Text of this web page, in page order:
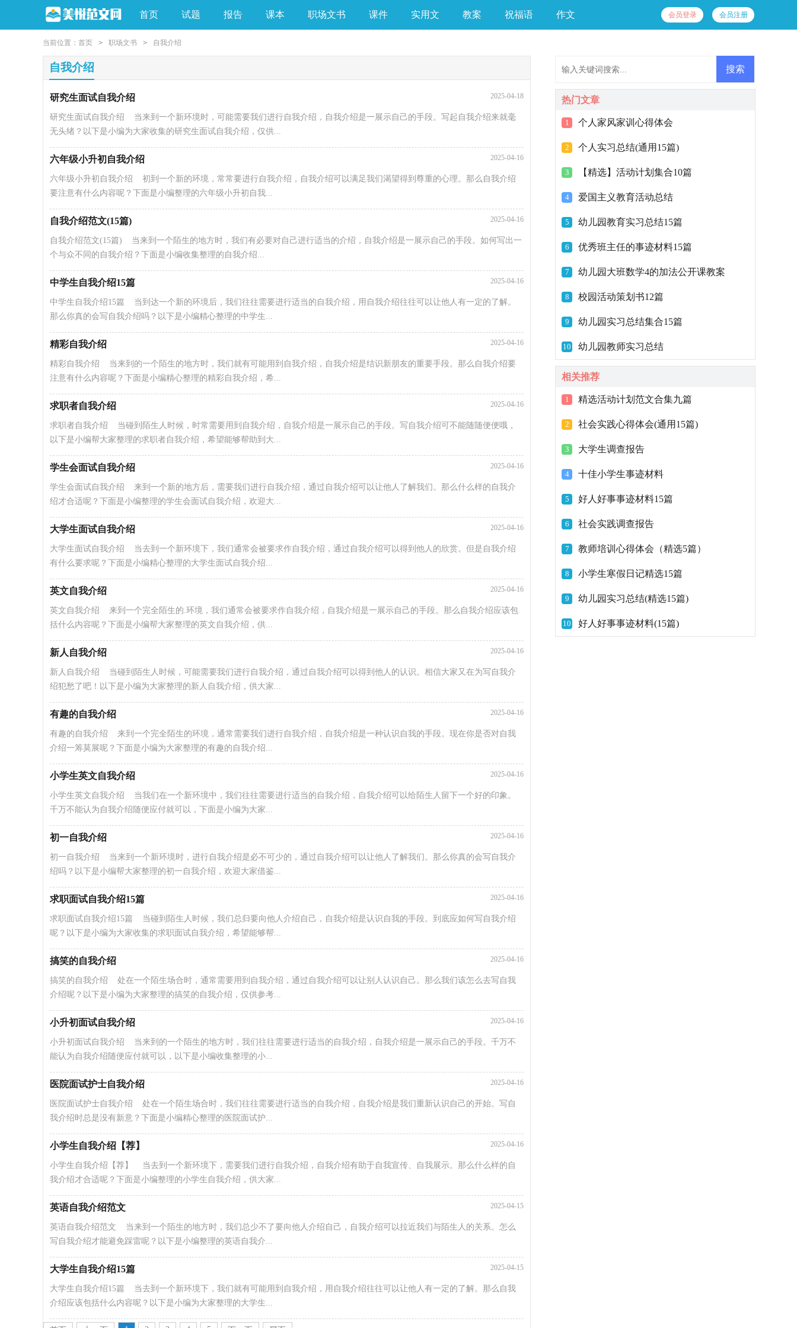
首页 试题 报告 课本 职场文书 课件 实用文 教案 祝福语 作文 会员登录 会员注册
当前位置： 首页 > 职场文书 > 自我介绍
自我介绍
研究生面试自我介绍 2025-04-18
研究生面试自我介绍 当来到一个新环境时，可能需要我们进行自我介绍，自我介绍是一展示自己的手段。写起自我介绍来就毫
无头绪？以下是小编为大家收集的研究生面试自我介绍，仅供...
六年级小升初自我介绍 2025-04-16
六年级小升初自我介绍 初到一个新的环境，常常要进行自我介绍，自我介绍可以满足我们渴望得到尊重的心理。那么自我介绍
要注意有什么内容呢？下面是小编整理的六年级小升初自我...
自我介绍范文(15篇) 2025-04-16
自我介绍范文(15篇) 当来到一个陌生的地方时，我们有必要对自己进行适当的介绍，自我介绍是一展示自己的手段。如何写出一
个与众不同的自我介绍？下面是小编收集整理的自我介绍...
中学生自我介绍15篇 2025-04-16
中学生自我介绍15篇 当到达一个新的环境后，我们往往需要进行适当的自我介绍，用自我介绍往往可以让他人有一定的了解。
那么你真的会写自我介绍吗？以下是小编精心整理的中学生...
精彩自我介绍 2025-04-16
精彩自我介绍 当来到的一个陌生的地方时，我们就有可能用到自我介绍，自我介绍是结识新朋友的重要手段。那么自我介绍要
注意有什么内容呢？下面是小编精心整理的精彩自我介绍，希...
求职者自我介绍 2025-04-16
求职者自我介绍 当碰到陌生人时候，时常需要用到自我介绍，自我介绍是一展示自己的手段。写自我介绍可不能随随便便哦，
以下是小编帮大家整理的求职者自我介绍，希望能够帮助到大...
学生会面试自我介绍 2025-04-16
学生会面试自我介绍 来到一个新的地方后，需要我们进行自我介绍，通过自我介绍可以让他人了解我们。那么什么样的自我介
绍才合适呢？下面是小编整理的学生会面试自我介绍，欢迎大...
大学生面试自我介绍 2025-04-16
大学生面试自我介绍 当去到一个新环境下，我们通常会被要求作自我介绍，通过自我介绍可以得到他人的欣赏。但是自我介绍
有什么要求呢？下面是小编精心整理的大学生面试自我介绍...
英文自我介绍 2025-04-16
英文自我介绍 来到一个完全陌生的.环境，我们通常会被要求作自我介绍，自我介绍是一展示自己的手段。那么自我介绍应该包
括什么内容呢？下面是小编帮大家整理的英文自我介绍，供...
新人自我介绍 2025-04-16
新人自我介绍 当碰到陌生人时候，可能需要我们进行自我介绍，通过自我介绍可以得到他人的认识。相信大家又在为写自我介
绍犯愁了吧！以下是小编为大家整理的新人自我介绍，供大家...
有趣的自我介绍 2025-04-16
有趣的自我介绍 来到一个完全陌生的环境，通常需要我们进行自我介绍，自我介绍是一种认识自我的手段。现在你是否对自我
介绍一筹莫展呢？下面是小编为大家整理的有趣的自我介绍...
小学生英文自我介绍 2025-04-16
小学生英文自我介绍 当我们在一个新环境中，我们往往需要进行适当的自我介绍，自我介绍可以给陌生人留下一个好的印象。
千万不能认为自我介绍随便应付就可以，下面是小编为大家...
初一自我介绍 2025-04-16
初一自我介绍 当来到一个新环境时，进行自我介绍是必不可少的，通过自我介绍可以让他人了解我们。那么你真的会写自我介
绍吗？以下是小编帮大家整理的初一自我介绍，欢迎大家借鉴...
求职面试自我介绍15篇 2025-04-16
求职面试自我介绍15篇 当碰到陌生人时候，我们总归要向他人介绍自己，自我介绍是认识自我的手段。到底应如何写自我介绍
呢？以下是小编为大家收集的求职面试自我介绍，希望能够帮...
搞笑的自我介绍 2025-04-16
搞笑的自我介绍 处在一个陌生场合时，通常需要用到自我介绍，通过自我介绍可以让别人认识自己。那么我们该怎么去写自我
介绍呢？以下是小编为大家整理的搞笑的自我介绍，仅供参考...
小升初面试自我介绍 2025-04-16
小升初面试自我介绍 当来到的一个陌生的地方时，我们往往需要进行适当的自我介绍，自我介绍是一展示自己的手段。千万不
能认为自我介绍随便应付就可以，以下是小编收集整理的小...
医院面试护士自我介绍 2025-04-16
医院面试护士自我介绍 处在一个陌生场合时，我们往往需要进行适当的自我介绍，自我介绍是我们重新认识自己的开始。写自
我介绍时总是没有新意？下面是小编精心整理的医院面试护...
小学生自我介绍【荐】 2025-04-16
小学生自我介绍【荐】 当去到一个新环境下，需要我们进行自我介绍，自我介绍有助于自我宣传、自我展示。那么什么样的自
我介绍才合适呢？下面是小编整理的小学生自我介绍，供大家...
英语自我介绍范文 2025-04-15
英语自我介绍范文 当来到一个陌生的地方时，我们总少不了要向他人介绍自己，自我介绍可以拉近我们与陌生人的关系。怎么
写自我介绍才能避免踩雷呢？以下是小编整理的英语自我介...
大学生自我介绍15篇 2025-04-15
大学生自我介绍15篇 当去到一个新环境下，我们就有可能用到自我介绍，用自我介绍往往可以让他人有一定的了解。那么自我
介绍应该包括什么内容呢？以下是小编为大家整理的大学生...
热门文章
1 个人家风家训心得体会
2 个人实习总结(通用15篇)
3 【精选】活动计划集合10篇
4 爱国主义教育活动总结
5 幼儿园教育实习总结15篇
6 优秀班主任的事迹材料15篇
7 幼儿园大班数学4的加法公开课教案
8 校园活动策划书12篇
9 幼儿园实习总结集合15篇
10 幼儿园教师实习总结
相关推荐
1 精选活动计划范文合集九篇
2 社会实践心得体会(通用15篇)
3 大学生调查报告
4 十佳小学生事迹材料
5 好人好事事迹材料15篇
6 社会实践调查报告
7 教师培训心得体会（精选5篇）
8 小学生寒假日记精选15篇
9 幼儿园实习总结(精选15篇)
10 好人好事事迹材料(15篇)